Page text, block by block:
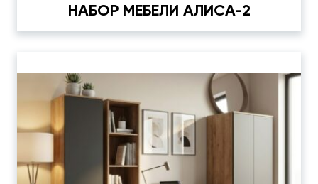
НАБОР МЕБЕЛИ АЛИСА-2